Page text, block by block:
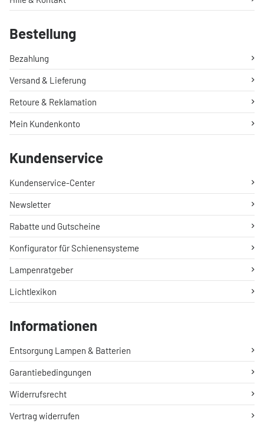
Bestellung
Bezahlung
Versand & Lieferung
Retoure & Reklamation
Mein Kundenkonto
Kundenservice
Kundenservice-Center
Newsletter
Rabatte und Gutscheine
Konfigurator für Schienensysteme
Lampenratgeber
Lichtlexikon
Informationen
Entsorgung Lampen & Batterien
Garantiebedingungen
Widerrufsrecht
Vertrag widerrufen